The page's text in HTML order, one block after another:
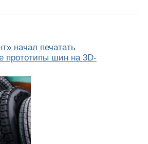
начал печатать
прототипы шин на 3D-